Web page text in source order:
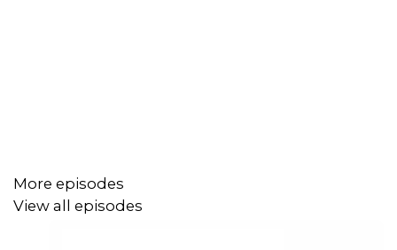
More episodes
View all episodes